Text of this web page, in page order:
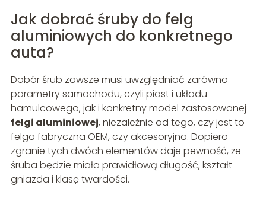
Jak dobrać śruby do felg
aluminiowych do konkretnego
auta?
Dobór śrub zawsze musi uwzględniać zarówno
parametry samochodu, czyli piast i układu
hamulcowego, jak i konkretny model zastosowanej
felgi aluminiowej, niezależnie od tego, czy jest to
felga fabryczna OEM, czy akcesoryjna. Dopiero
zgranie tych dwóch elementów daje pewność, że
śruba będzie miała prawidłową długość, kształt
gniazda i klasę twardości.